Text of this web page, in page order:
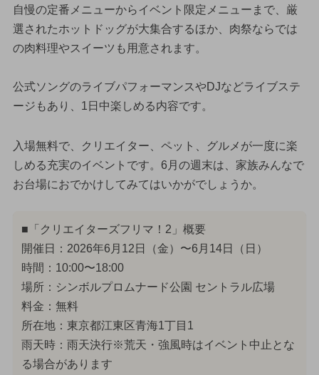
自慢の定番メニューからイベント限定メニューまで、厳
選されたホットドッグが大集合するほか、肉祭ならでは
の肉料理やスイーツも用意されます。
公式ソングのライブパフォーマンスやDJなどライブステ
ージもあり、1日中楽しめる内容です。
入場無料で、クリエイター、ペット、グルメが一度に楽
しめる充実のイベントです。6月の週末は、家族みんなで
お台場におでかけしてみてはいかがでしょうか。
■「クリエイターズフリマ！2」概要
開催日：2026年6月12日（金）〜6月14日（日）
時間：10:00〜18:00
場所：シンボルプロムナード公園 セントラル広場
料金：無料
所在地：東京都江東区青海1丁目1
雨天時：雨天決行※荒天・強風時はイベント中止とな
る場合があります